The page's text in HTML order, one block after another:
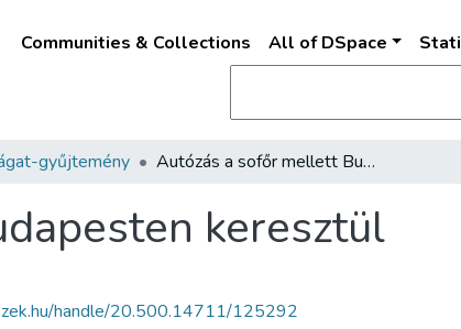
Communities & Collections All of DSpace
gyűjtemény Autózás a sofőr mellett Budapesten keresztül
keresztül
handle/20.500.14711/125292